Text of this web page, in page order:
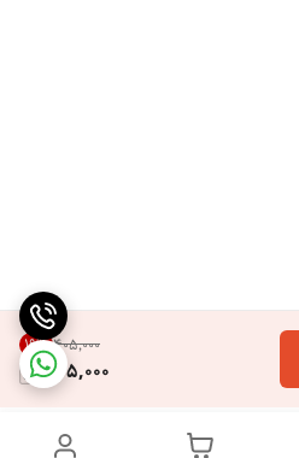
۴۰۵٬۰۰۰ 19%
325,000